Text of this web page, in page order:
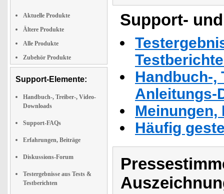
Aktuelle Produkte
Ältere Produkte
Alle Produkte
Zubehör Produkte
Support-Elemente:
Handbuch-, Treiber-, Video-
Downloads
Support-FAQs
Erfahrungen, Beiträge
Diskussions-Forum
Testergebnisse aus Tests &
Testberichten
Support-
Handbuch-,
Anleitungs-
Häufig